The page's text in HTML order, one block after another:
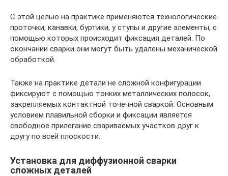
С этой целью на практике применяются технологические
проточки, канавки, буртики, у ступы и другие элементы, с
помощью которых происходит фиксация деталей. По
окончании сварки они могут быть удалены механической
обработкой.
Также на практике детали не сложной конфигурации
фиксируют с помощью тонких металлических полосок,
закрепляемых контактной точечной сваркой. Основным
условием плавильной сборки и фиксации является
свободное прилегание свариваемых участков друг к
другу по всей плоскости.
Установка для диффузионной сварки
сложных деталей